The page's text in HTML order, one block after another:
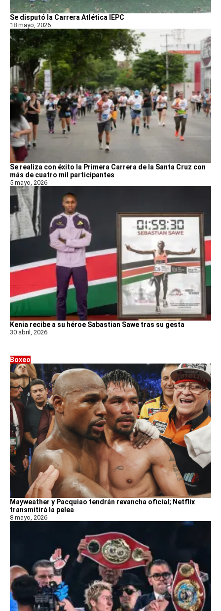
Se disputó la Carrera Atlética IEPC
18 mayo, 2026
Se realiza con éxito la Primera Carrera de la Santa Cruz con
más de cuatro mil participantes
5 mayo, 2026
Kenia recibe a su héroe Sabastian Sawe tras su gesta
30 abril, 2026
Boxeo
Mayweather y Pacquiao tendrán revancha oficial; Netflix
transmitirá la pelea
8 mayo, 2026